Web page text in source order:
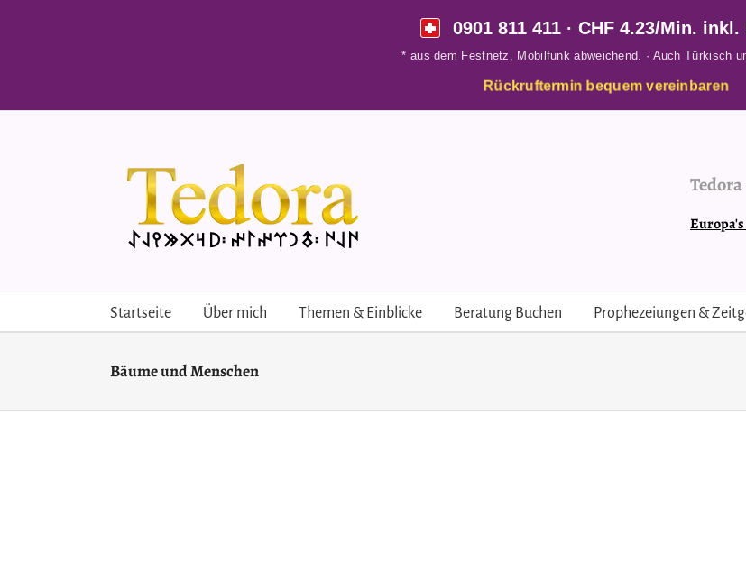
0901 811 411· CHF 4.23/Min. inkl.
* aus dem Festnetz, Mobilfunk abweichend. · Auch Türkisch
Rückruftermin bequem vereinbaren
Tedora
Startseite Über mich Themen & Einblicke Beratung Buchen Prophezeiungen &
Bäume und Menschen